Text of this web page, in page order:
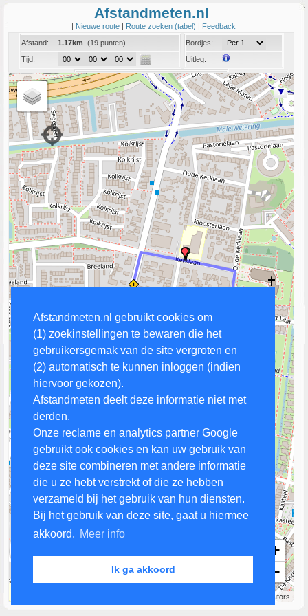
Afstandmeten.nl gebruikt cookies om
(1) zoekinstellingen te bewaren die het
gebruikersgemak van de site vergroten en
(2) automatisch te kunnen inloggen (indien
hiervoor gekozen).
Afstandmeten deelt deze informatie niet met
derden.
Onze reclame en analytics partner Google
gebruikt ook cookies en kan uw gebruik van
deze site combineren met andere informatie
die u ze hebt verstrekt of die ze hebben
verzameld bij het gebruik van hun diensten.
Bij het gebruik van deze site, gaat u hiermee
akkoord. Meer info
Ik ga akkoord
Afstandmeten.nl
| Nieuwe route | Route zoeken (tabel) | Feedback
Afstand:
1.17km (19 punten)
Tijd:
Bordjes:
Uitleg:
Coord:
Info:Link naar deze route
+
−
contributors